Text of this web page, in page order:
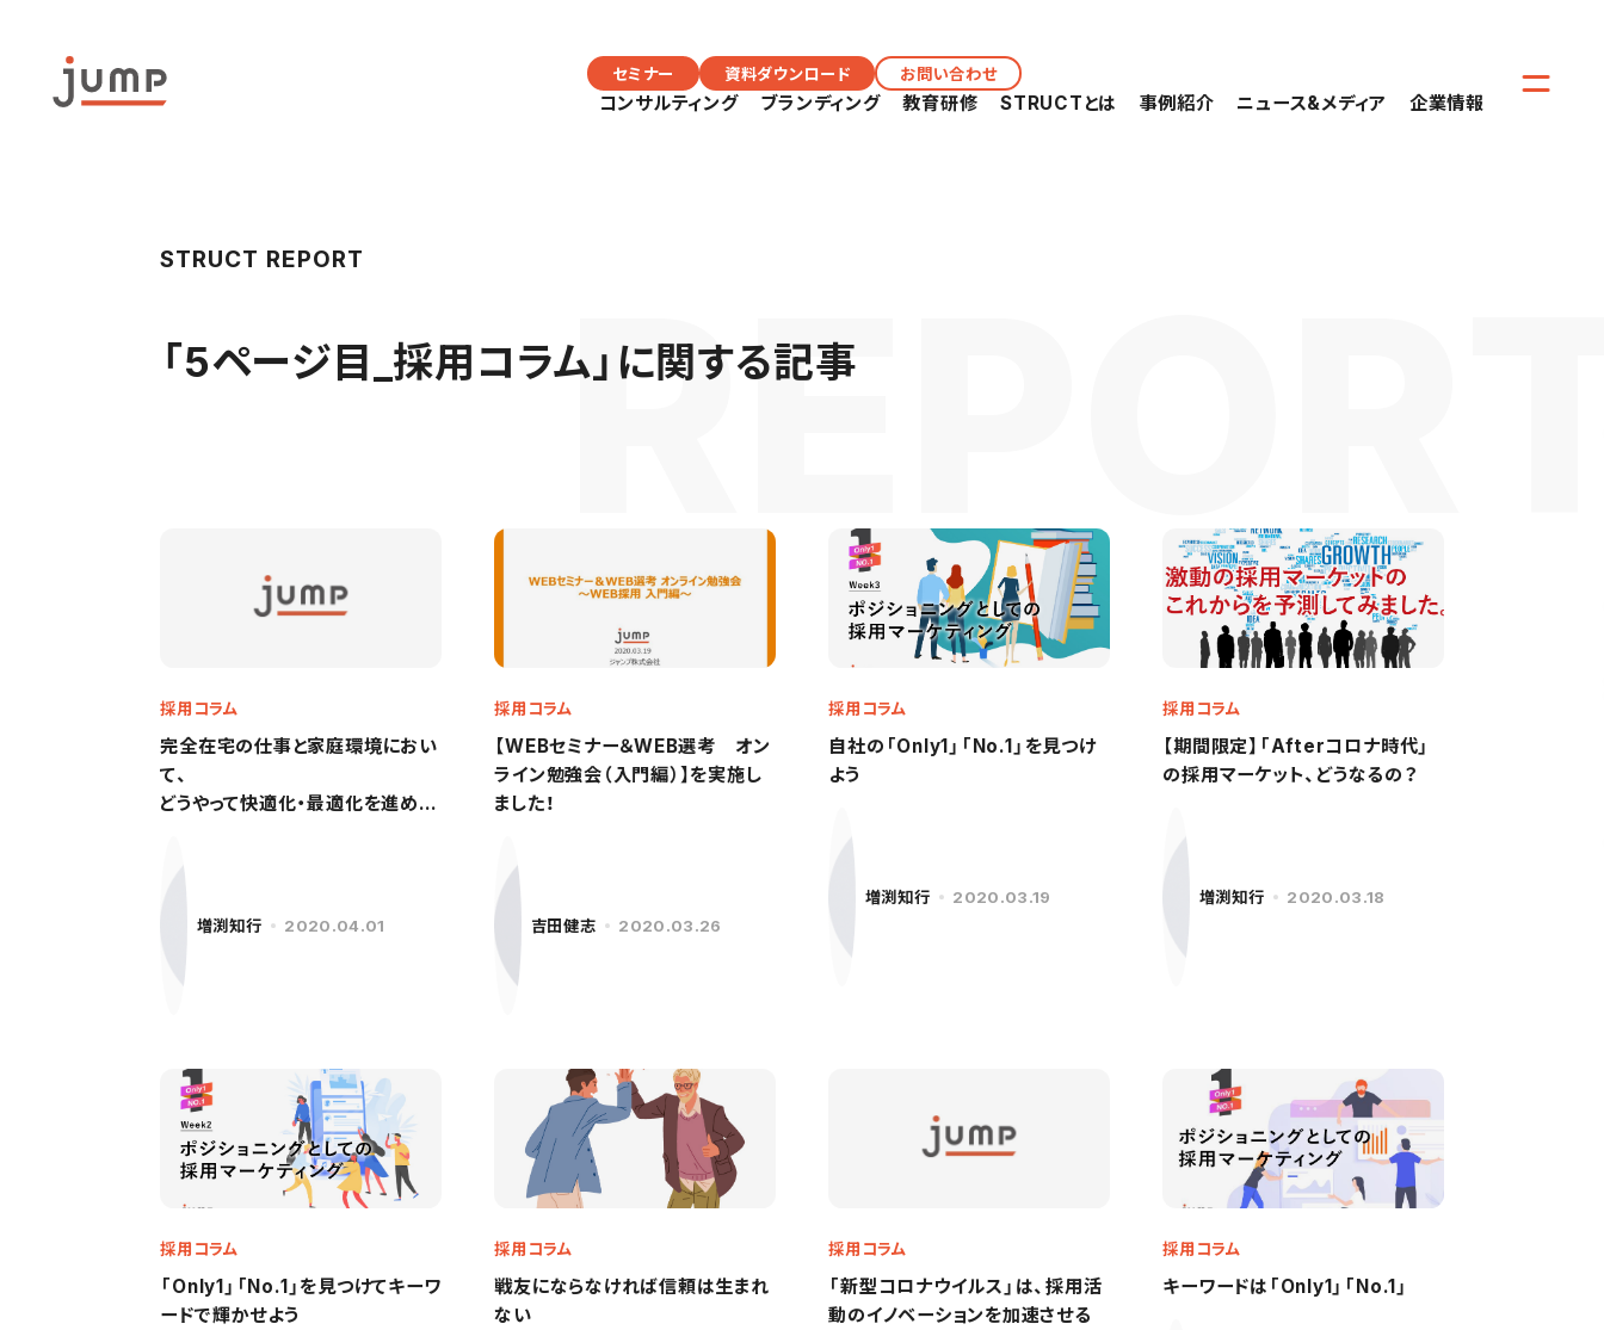
コンサルティング ブランディング 教育研修 STRUCTとは 事例紹介 ニュース&メディア 企業情報
セミナー 資料ダウンロード お問い合わせ
STRUCT REPORT
「5ページ目_採用コラム 」に関する記事
完全在宅の仕事と家庭環境におい
て、
どうやって快適化・最適化を進める
採用コラム
増渕知行 2020.04.01
【WEBセミナー＆WEB選考 オン
ライン勉強会（入門編）】を実施し
ました！
採用コラム
吉田健志 2020.03.26
自社の「Only1」「No.1」を見つけ
よう
採用コラム
増渕知行 2020.03.19
【期間限定】「Afterコロナ時代」
の採用マーケット、どうなるの？
採用コラム
増渕知行 2020.03.18
「Only1」「No.1」を見つけてキーワ
ードで輝かせよう
採用コラム
戦友にならなければ信頼は生まれ
ない
採用コラム
「新型コロナウイルス」は、採用活
動のイノベーションを加速させる
採用コラム
キーワードは「Only1」「No.1」
採用コラム